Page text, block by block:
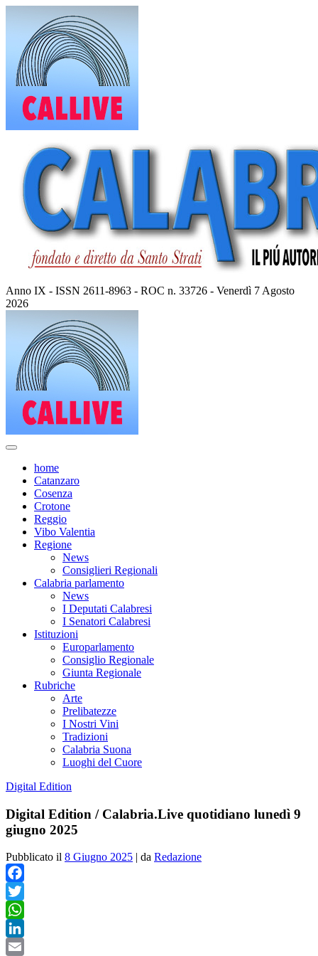
contenuto
Anno IX - ISSN 2611-8963 - ROC n. 33726 - Venerdì 7 Agosto
2026
home
Catanzaro
Cosenza
Crotone
Reggio
Vibo Valentia
Regione
News
Consiglieri Regionali
Calabria parlamento
News
I Deputati Calabresi
I Senatori Calabresi
Istituzioni
Europarlamento
Consiglio Regionale
Giunta Regionale
Rubriche
Arte
Prelibatezze
I Nostri Vini
Tradizioni
Calabria Suona
Luoghi del Cuore
Digital Edition
Digital Edition / Calabria.Live quotidiano lunedì 9
giugno 2025
Pubblicato il 8 Giugno 2025 | da Redazione
Facebook
Twitter
WhatsApp
LinkedIn